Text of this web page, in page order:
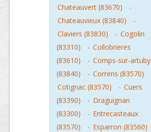
Chateauvert (83670)
-
Chateauvieux (83840)
-
Claviers (83830)
- Cogolin
(83310)
- Collobrieres
(83610)
- Comps-sur-artuby
(83840)
- Correns (83570)
Cotignac (83570)
- Cuers
(83390)
- Draguignan
(83300)
- Entrecasteaux
(83570)
- Esparron (83560)